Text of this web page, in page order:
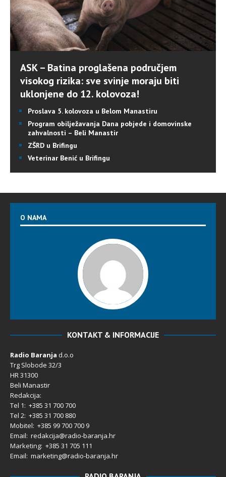
ASK – Batina proglašena područjem
visokog rizika: sve svinje moraju biti
uklonjene do 12. kolovoza!
Proslava 5. kolovoza u Belom Manastiru
Program obilježavanja Dana pobjede i domovinske
zahvalnosti – Beli Manastir
ZŠRD u Brifingu
Veterinar Benić u Brifingu
O NAMA
KONTAKT & INFORMACIJE
Radio Baranja d.o.o
Trg Slobode 32/3
HR 31300
Beli Manastir
Redakcija:
Tel 1: +385 31 700 700
Tel 2: +385 31 700 880
Mobitel: +385 99 700 700 9
Email: redakcija@radio-baranja.hr
Marketing: +385 31 705 111
Email: marketing@radio-baranja.hr